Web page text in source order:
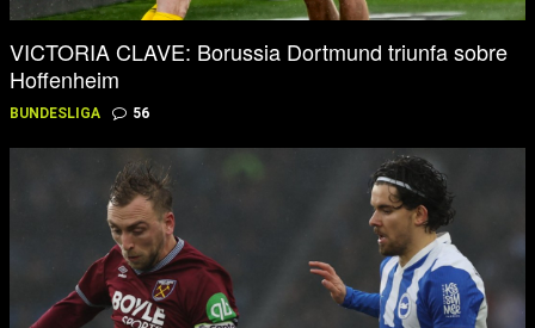
VICTORIA CLAVE: Borussia Dortmund triunfa sobre
Hoffenheim
BUNDESLIGA 56